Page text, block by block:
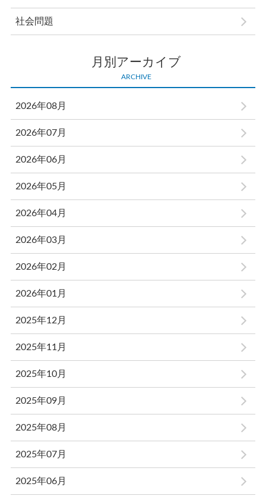
社会問題
月別アーカイブ
ARCHIVE
2026年08月
2026年07月
2026年06月
2026年05月
2026年04月
2026年03月
2026年02月
2026年01月
2025年12月
2025年11月
2025年10月
2025年09月
2025年08月
2025年07月
2025年06月